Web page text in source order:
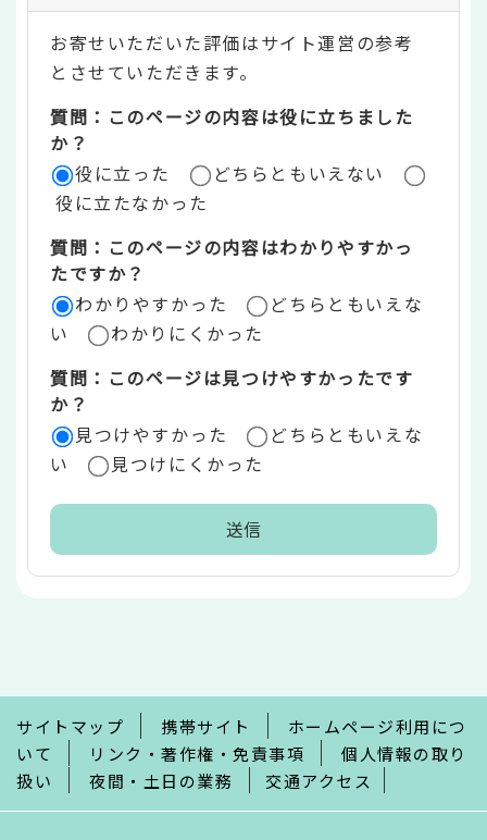
テ
ン
ツ
評
価
リ
ア
お寄せいただいた評価はサイト運営の参考
とさせていただきます。
質問：このページの内容は役に立ちました
か？
役に立った
どちらともいえない
役に立たなかった
質問：このページの内容はわかりやすかっ
たですか？
わかりやすかった
どちらともいえな
い
わかりにくかった
質問：このページは見つけやすかったです
か？
見つけやすかった
どちらともいえな
い
見つけにくかった
で
サイトマップ 携帯サイト
ホームページ利用につ
いて
リンク・著作権・免責事項
個人情報の取り
扱い
夜間・土日の業務 交通アクセス